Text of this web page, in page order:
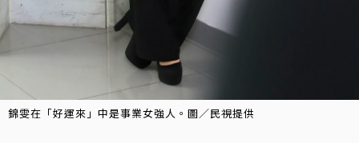
錦雯在「好運來」中是事業女強人。圖／民視提供